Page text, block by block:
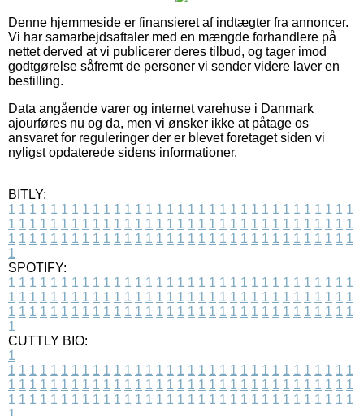
Denne hjemmeside er finansieret af indtægter fra annoncer.
Vi har samarbejdsaftaler med en mængde forhandlere på
nettet derved at vi publicerer deres tilbud, og tager imod
godtgørelse såfremt de personer vi sender videre laver en
bestilling.
Data angående varer og internet varehuse i Danmark
ajourføres nu og da, men vi ønsker ikke at påtage os
ansvaret for reguleringer der er blevet foretaget siden vi
nyligst opdaterede sidens informationer.
BITLY:
1 1 1 1 1 1 1 1 1 1 1 1 1 1 1 1 1 1 1 1 1 1 1 1 1 1 1 1 1 1 1 1 1
1 1 1 1 1 1 1 1 1 1 1 1 1 1 1 1 1 1 1 1 1 1 1 1 1 1 1 1 1 1 1 1 1
1 1 1 1 1 1 1 1 1 1 1 1 1 1 1 1 1 1 1 1 1 1 1 1 1 1 1 1 1 1 1 1 1
1
SPOTIFY:
1 1 1 1 1 1 1 1 1 1 1 1 1 1 1 1 1 1 1 1 1 1 1 1 1 1 1 1 1 1 1 1 1
1 1 1 1 1 1 1 1 1 1 1 1 1 1 1 1 1 1 1 1 1 1 1 1 1 1 1 1 1 1 1 1 1
1 1 1 1 1 1 1 1 1 1 1 1 1 1 1 1 1 1 1 1 1 1 1 1 1 1 1 1 1 1 1 1 1
1
CUTTLY BIO:
1
1 1 1 1 1 1 1 1 1 1 1 1 1 1 1 1 1 1 1 1 1 1 1 1 1 1 1 1 1 1 1 1 1
1 1 1 1 1 1 1 1 1 1 1 1 1 1 1 1 1 1 1 1 1 1 1 1 1 1 1 1 1 1 1 1 1
1 1 1 1 1 1 1 1 1 1 1 1 1 1 1 1 1 1 1 1 1 1 1 1 1 1 1 1 1 1 1 1 1